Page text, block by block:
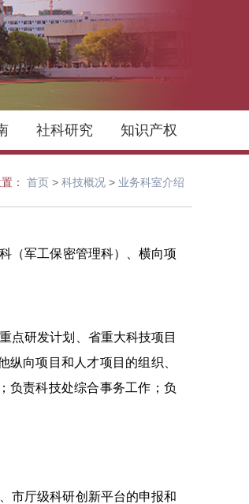
社科研究 知识产权
： 首页 > 科技概况 > 业务科室介绍
科（军工保密管理科）、横向项
点研发计划、省重大科技项目
向项目和人才项目的组织、
负责科技处综合事务工作；负
市厅级科研创新平台的申报和